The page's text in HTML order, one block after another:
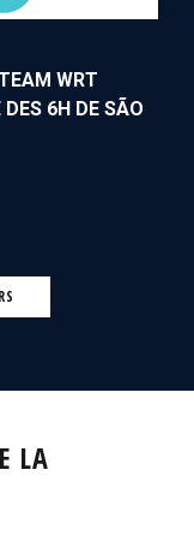
WRT
DES 6H DE SÃO
LA